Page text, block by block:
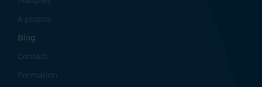
À propos
Blog
Contact
Formation